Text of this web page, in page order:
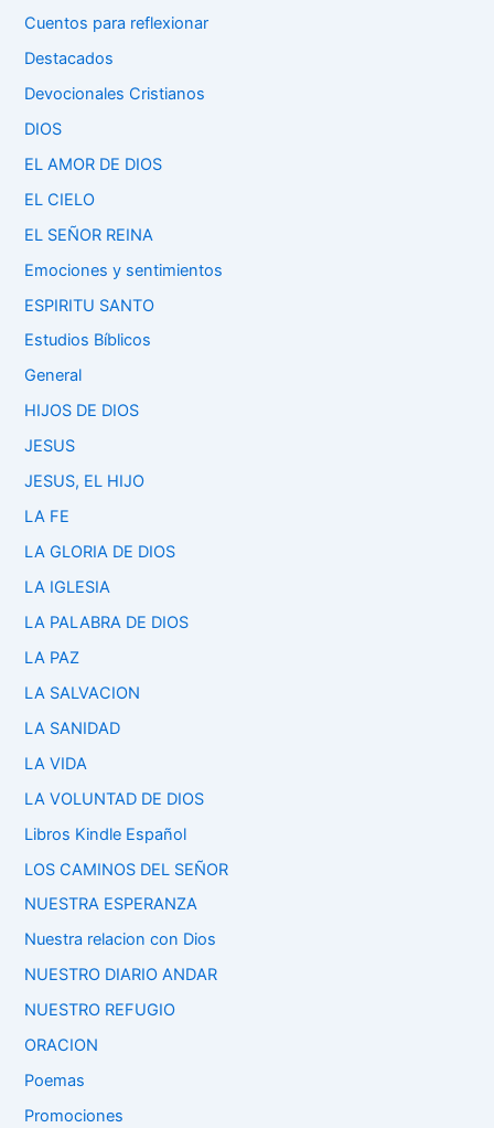
Cuentos para reflexionar
Destacados
Devocionales Cristianos
DIOS
EL AMOR DE DIOS
EL CIELO
EL SEÑOR REINA
Emociones y sentimientos
ESPIRITU SANTO
Estudios Bíblicos
General
HIJOS DE DIOS
JESUS
JESUS, EL HIJO
LA FE
LA GLORIA DE DIOS
LA IGLESIA
LA PALABRA DE DIOS
LA PAZ
LA SALVACION
LA SANIDAD
LA VIDA
LA VOLUNTAD DE DIOS
Libros Kindle Español
LOS CAMINOS DEL SEÑOR
NUESTRA ESPERANZA
Nuestra relacion con Dios
NUESTRO DIARIO ANDAR
NUESTRO REFUGIO
ORACION
Poemas
Promociones